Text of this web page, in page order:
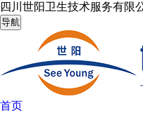
四川世阳卫生技术服务有限
导航
首页